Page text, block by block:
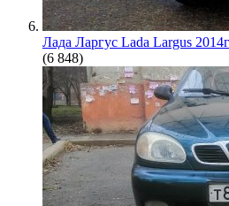
Лада Ларгус Lada Largus
(6 848)